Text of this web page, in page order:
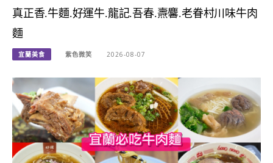
真正香.牛麵.好運牛.龍記.吾春.燾麘.老眷村川味牛肉
麵
宜蘭美食 紫色微笑 2026-08-07